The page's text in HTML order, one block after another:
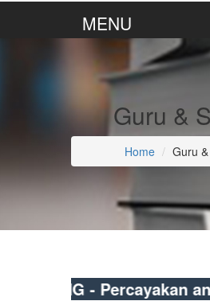
Guru &
Home Guru
- Percayakan